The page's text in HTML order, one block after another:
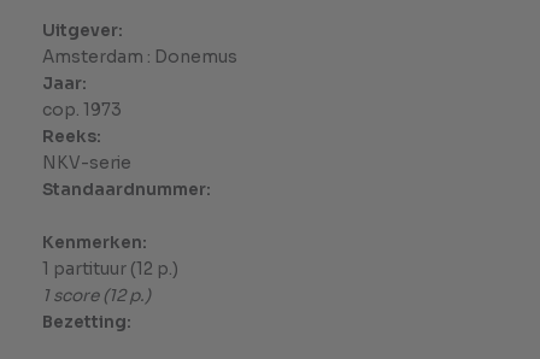
Uitgever:
Amsterdam : Donemus
Jaar:
cop. 1973
Reeks:
NKV-serie
Standaardnummer:
Kenmerken:
1 partituur (12 p.)
1 score (12 p.)
Bezetting: